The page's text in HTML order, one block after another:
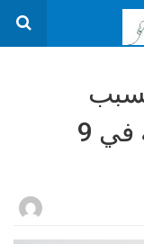
بتقليص الثروة الحيوانية في 9